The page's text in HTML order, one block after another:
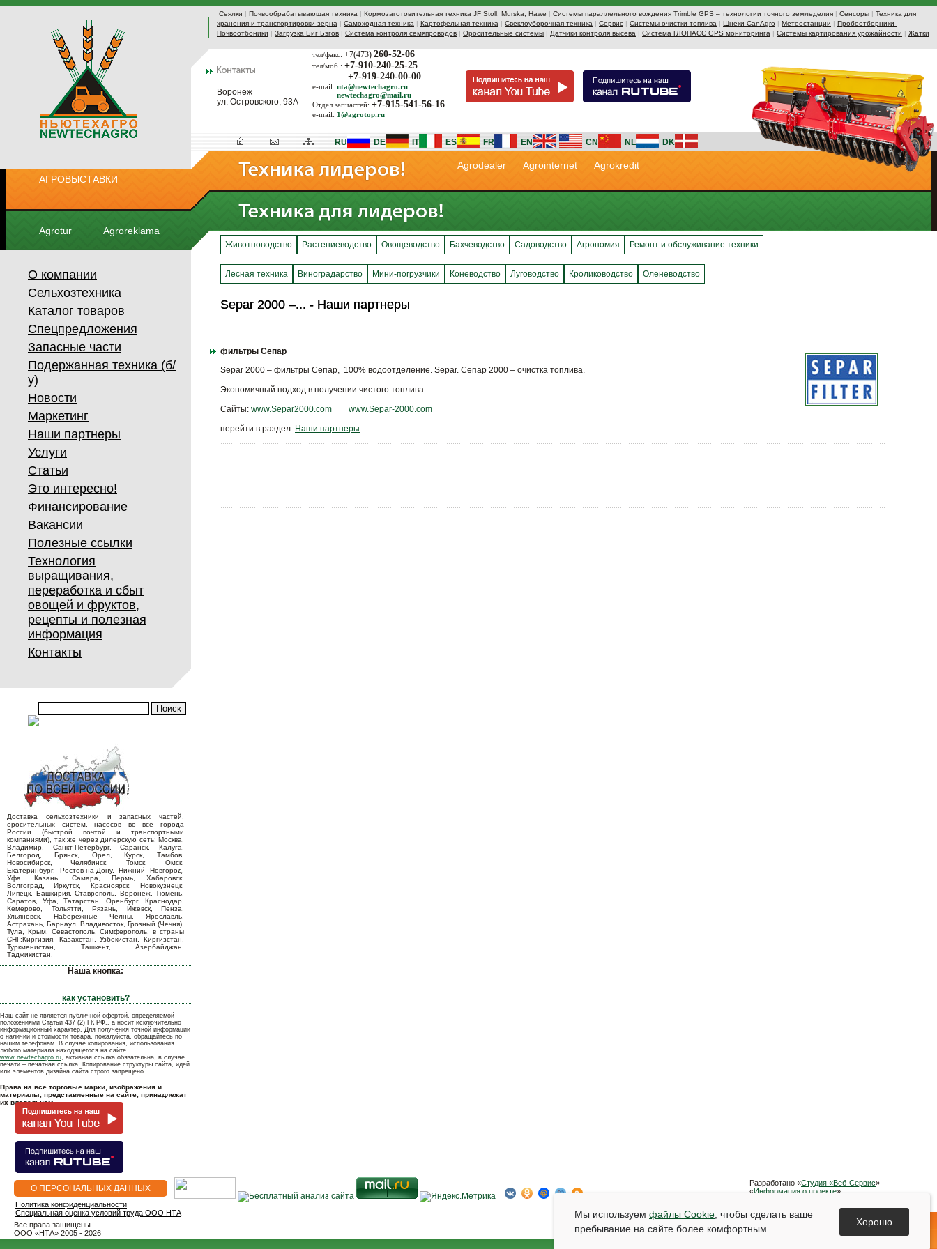
Сеялки | Почвообрабатывающая техника | Кормозаготовительная техника JF Stoll, Murska, Hawe | Системы параллельного вождения Trimble GPS – технологии точного земледелия | Сенсоры | Техника для
хранения и транспортировки зерна | Самоходная техника | Картофельная техника | Свеклоуборочная техника | Сервис | Системы очистки топлива | Шнеки CanAgro | Метеостанции | Пробоотборники-
Почвоотбоники | Загрузка Биг Бэгов | Система контроля семяпроводов | Оросительные системы | Датчики контроля высева | Система ГЛОНАСС GPS мониторинга | Системы картирования урожайности | Жатки
Воронеж
ул. Островского, 93А
тел/факс: +7(473) 260-52-06
тел/моб.: +7-910-240-25-25
+7-919-240-00-00
e-mail: nta@newtechagro.ru
newtechagro@mail.ru
Отдел запчастей: +7-915-541-56-16
e-mail: 1@agrotop.ru
АГРОВЫСТАВКИ
Agrotur Agroreklama
RU DE IT ES FR EN CN NL DK
Agrodealer Agrointernet Agrokredit
О компании
Сельхозтехника
Каталог товаров
Спецпредложения
Запасные части
Подержанная техника (б/
у)
Новости
Маркетинг
Наши партнеры
Услуги
Статьи
Это интересно!
Финансирование
Вакансии
Полезные ссылки
Технология
выращивания,
переработка и сбыт
овощей и фруктов,
рецепты и полезная
информация
Контакты
Доставка сельхозтехники и запасных частей,
оросительных систем, насосов во все города
России (быстрой почтой и транспортными
компаниями), так же через дилерскую сеть: Москва,
Владимир, Санкт-Петербург, Саранск, Калуга,
Белгород, Брянск, Орел, Курск, Тамбов,
Новосибирск, Челябинск, Томск, Омск,
Екатеринбург, Ростов-на-Дону, Нижний Новгород,
Уфа, Казань, Самара, Пермь, Хабаровск,
Волгоград, Иркутск, Красноярск, Новокузнецк,
Липецк, Башкирия, Ставрополь, Воронеж, Тюмень,
Саратов, Уфа, Татарстан, Оренбург, Краснодар,
Кемерово, Тольятти, Рязань, Ижевск, Пенза,
Ульяновск, Набережные Челны, Ярославль,
Астрахань, Барнаул, Владивосток, Грозный (Чечня),
Тула, Крым, Севастополь, Симферополь, в страны
СНГ:Киргизия, Казахстан, Узбекистан, Киргизстан,
Туркменистан, Ташкент, Азербайджан,
Таджикистан.
Наша кнопка:
как установить?
Наш сайт не является публичной офертой, определяемой
положениями Статьи 437 (2) ГК РФ., а носит исключительно
информационный характер. Для получения точной информации
о наличии и стоимости товара, пожалуйста, обращайтесь по
нашим телефонам. В случае копирования, использования
любого материала находящегося на сайте
www.newtechagro.ru, активная ссылка обязательна, в случае
печати – печатная ссылка. Копирование структуры сайта, идей
или элементов дизайна сайта строго запрещено.
Права на все торговые марки, изображения и
материалы, представленные на сайте, принадлежат
их владельцам.
Животноводство Растениеводство Овощеводство Бахчеводство Садоводство Агрономия Ремонт и обслуживание техники
Лесная техника Виноградарство Мини-погрузчики Коневодство Луговодство Кролиководство Оленеводство
Separ 2000 –... - Наши партнеры
Separ 2000 –... - Наши партнеры
фильтры Сепар
Separ 2000 – фильтры Сепар, 100% водоотделение. Separ. Сепар 2000 – очистка топлива.
Экономичный подход в получении чистого топлива.
Сайты: www.Separ2000.com
www.Separ-2000.com
перейти в раздел Наши партнеры
О ПЕРСОНАЛЬНЫХ ДАННЫХ
Все права защищены
OOO «НТА» 2005 - 2026
Политика конфиденциальности
Специальная оценка условий труда ООО НТА
Разработано «Студия «Веб-Сервис»
«Информация о проекте»
Мы используем файлы Cookie , чтобы сделать ваше
пребывание на сайте более комфортным
Хорошо